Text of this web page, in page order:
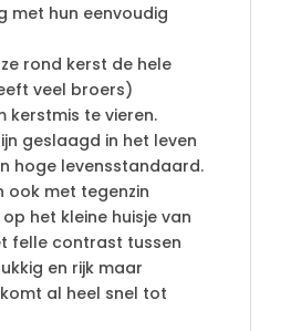
met hun eenvoudig
rond kerst de hele
veel broers)
kerstmis te vieren.
geslaagd in het leven
hoge levensstandaard.
ook met tegenzin
het kleine huisje van
felle contrast tussen
en rijk maar
al heel snel tot